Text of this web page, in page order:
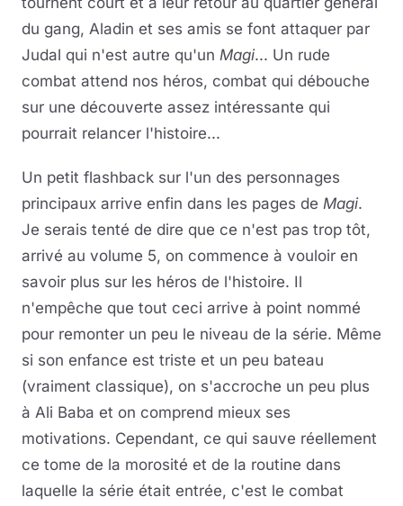
du gang, Aladin et ses amis se font attaquer par
Judal qui n'est autre qu'un Magi... Un rude
combat attend nos héros, combat qui débouche
sur une découverte assez intéressante qui
pourrait relancer l'histoire...
Un petit flashback sur l'un des personnages
principaux arrive enfin dans les pages de Magi.
Je serais tenté de dire que ce n'est pas trop tôt,
arrivé au volume 5, on commence à vouloir en
savoir plus sur les héros de l'histoire. Il
n'empêche que tout ceci arrive à point nommé
pour remonter un peu le niveau de la série. Même
si son enfance est triste et un peu bateau
(vraiment classique), on s'accroche un peu plus
à Ali Baba et on comprend mieux ses
motivations. Cependant, ce qui sauve réellement
ce tome de la morosité et de la routine dans
laquelle la série était entrée, c'est le combat